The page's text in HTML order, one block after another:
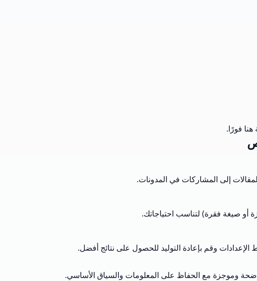
فورًا.
إلى المشاركات في المدونات.
أو صيغة فقرة) لتناسب احتياجاتك.
وقم بإعادة التوليد للحصول على نتائج أفضل.
وموجزة مع الحفاظ على المعلومات والسياق الأساسي.